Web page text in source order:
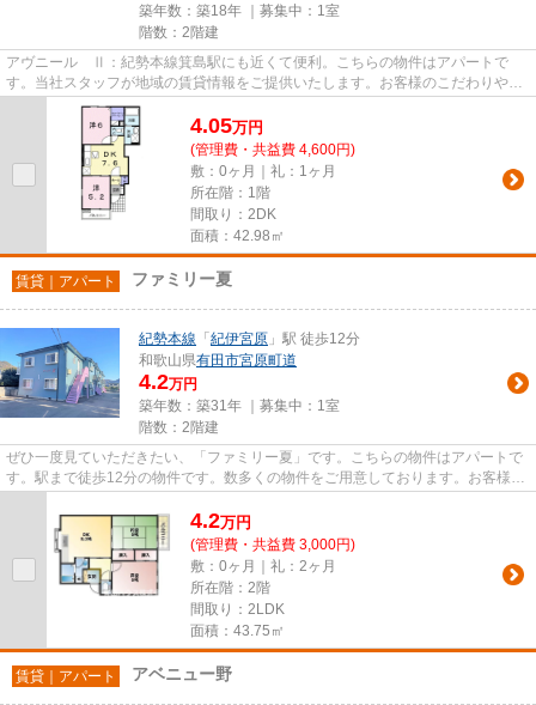
築年数：築18年 ｜募集中： 1室
階数：2階建
アヴニール Ⅱ：紀勢本線箕島駅にも近くて便利。こちらの物件はアパートで
す。当社スタッフが地域の賃貸情報をご提供いたします。お客様のこだわりやご
要望などございましたら、お気軽...
4.05万円
(管理費・共益費 4,600円)
敷：0ヶ月｜礼：1ヶ月
所在階：1階
間取り：2DK
面積：42.98㎡
賃貸｜アパート ファミリー夏
紀勢本線 「 紀伊宮原 」駅 徒歩12分
和歌山県有田市宮原町道
4.2万円
築年数：築31年 ｜募集中： 1室
階数：2階建
ぜひ一度見ていただきたい、「ファミリー夏」です。こちらの物件はアパートで
す。駅まで徒歩12分の物件です。数多くの物件をご用意しております。お客様の
4.2万円
(管理費・共益費 3,000円)
敷：0ヶ月｜礼：2ヶ月
所在階：2階
間取り：2LDK
面積：43.75㎡
賃貸｜アパート アベニュー野